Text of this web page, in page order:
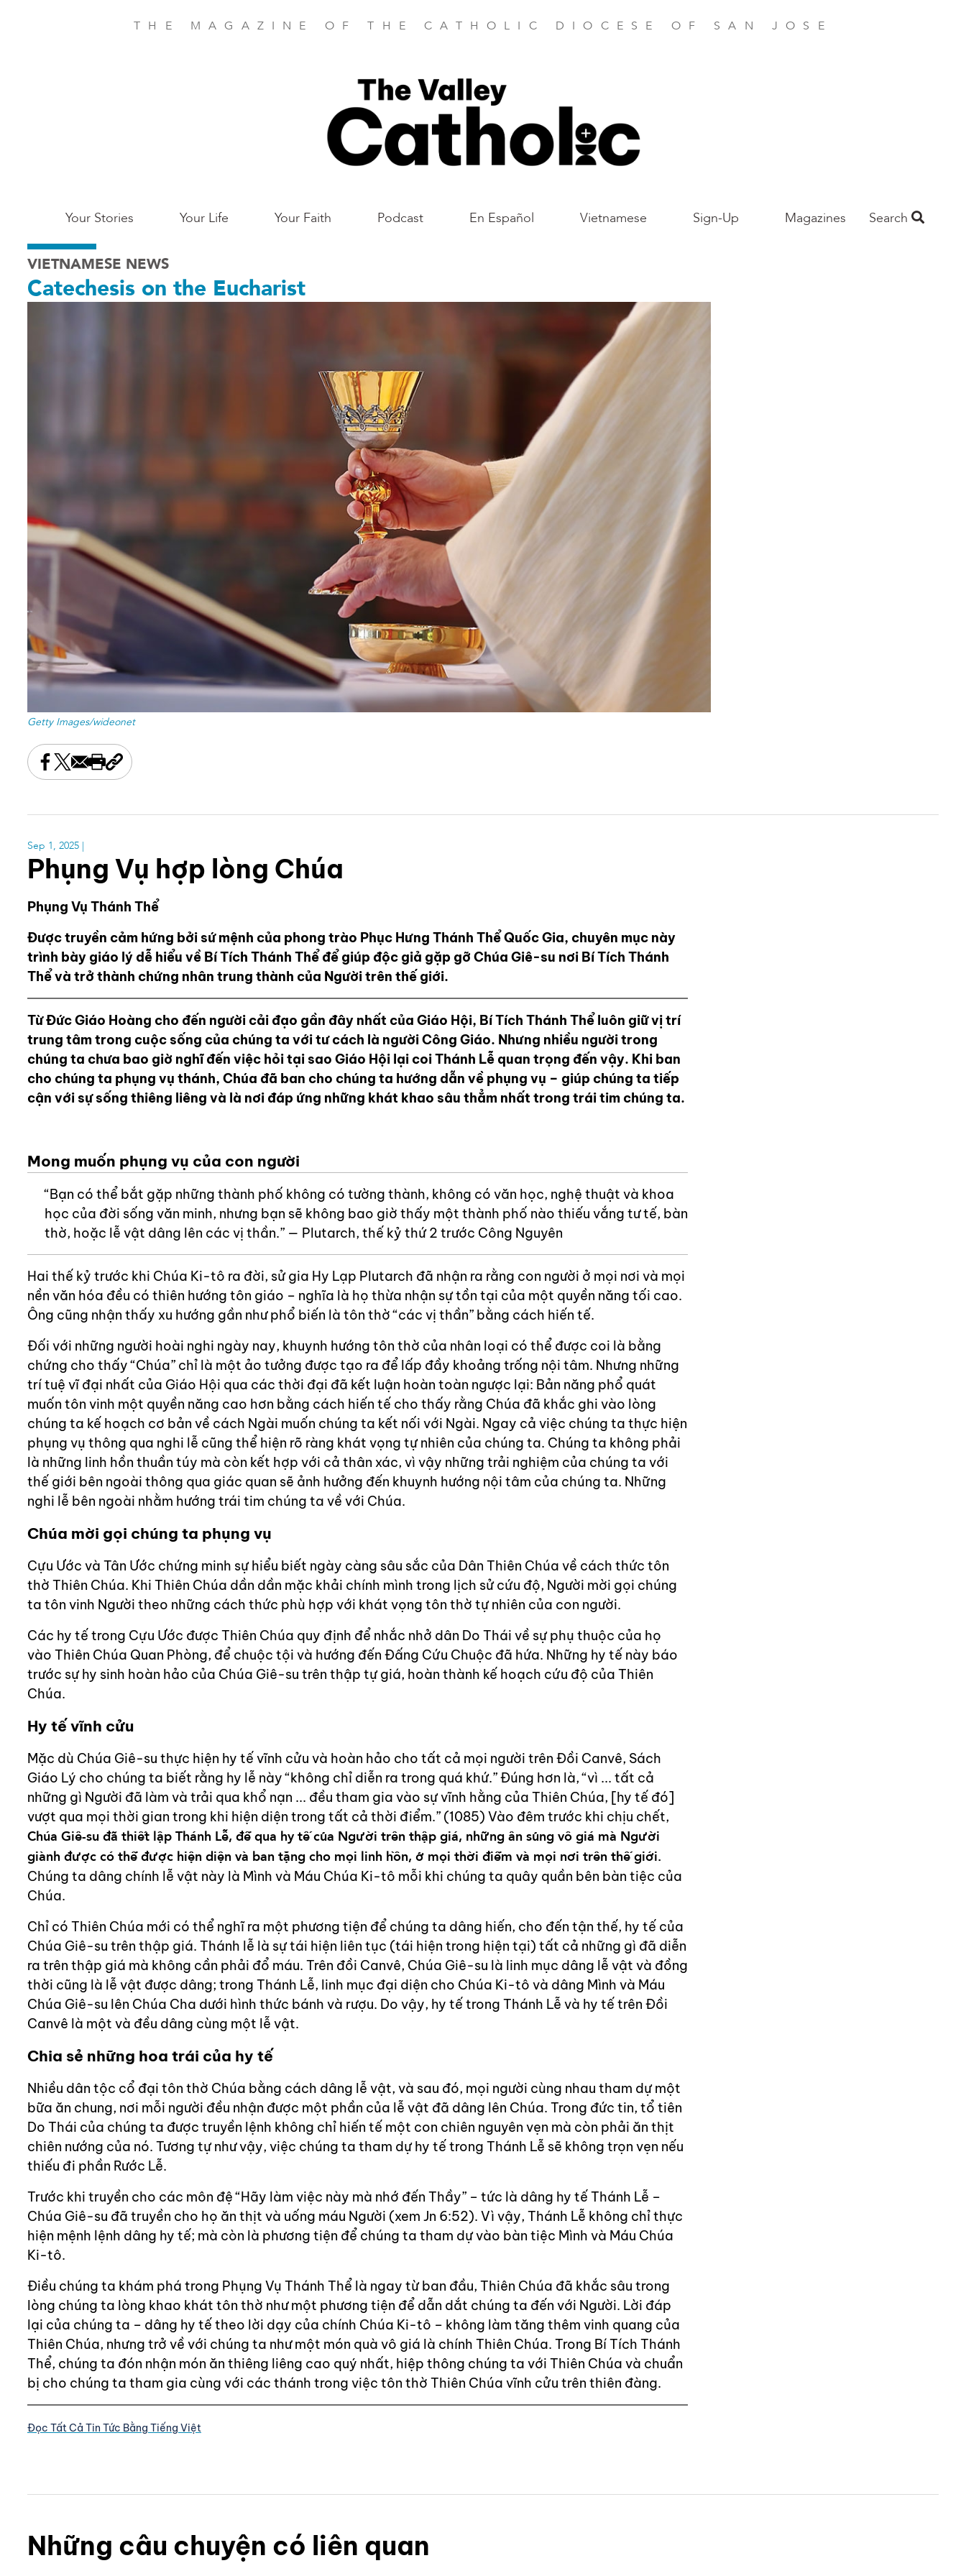
THE MAGAZINE OF THE CATHOLIC DIOCESE OF SAN JOSE
Main
San
Jose
Your Stories Your Life Your Faith Podcast En Español Vietnamese Sign-Up Magazines Search
VIETNAMESE NEWS
Catechesis on the Eucharist
Getty Images/wideonet
Share this on Facebook
Share this on X
Share this by email
Print this page
Copy the page address
Sep 1, 2025 |
Phụng Vụ hợp lòng Chúa
Phụng Vụ Thánh Thể
Được truyền cảm hứng bởi sứ mệnh của phong trào Phục Hưng Thánh Thể Quốc Gia, chuyên mục này
trình bày giáo lý dễ hiểu về Bí Tích Thánh Thể để giúp độc giả gặp gỡ Chúa Giê-su nơi Bí Tích Thánh
Thể và trở thành chứng nhân trung thành của Người trên thế giới.
Từ Đức Giáo Hoàng cho đến người cải đạo gần đây nhất của Giáo Hội, Bí Tích Thánh Thể luôn giữ vị trí
trung tâm trong cuộc sống của chúng ta với tư cách là người Công Giáo. Nhưng nhiều người trong
chúng ta chưa bao giờ nghĩ đến việc hỏi tại sao Giáo Hội lại coi Thánh Lễ quan trọng đến vậy. Khi ban
cho chúng ta phụng vụ thánh, Chúa đã ban cho chúng ta hướng dẫn về phụng vụ – giúp chúng ta tiếp
cận với sự sống thiêng liêng và là nơi đáp ứng những khát khao sâu thẳm nhất trong trái tim chúng ta.
Mong muốn phụng vụ của con người
“Bạn có thể bắt gặp những thành phố không có tường thành, không có văn học, nghệ thuật và khoa
học của đời sống văn minh, nhưng bạn sẽ không bao giờ thấy một thành phố nào thiếu vắng tư tế, bàn
thờ, hoặc lễ vật dâng lên các vị thần.” — Plutarch, thế kỷ thứ 2 trước Công Nguyên
Hai thế kỷ trước khi Chúa Ki-tô ra đời, sử gia Hy Lạp Plutarch đã nhận ra rằng con người ở mọi nơi và mọi
nền văn hóa đều có thiên hướng tôn giáo – nghĩa là họ thừa nhận sự tồn tại của một quyền năng tối cao.
Ông cũng nhận thấy xu hướng gần như phổ biến là tôn thờ “các vị thần” bằng cách hiến tế.
Đối với những người hoài nghi ngày nay, khuynh hướng tôn thờ của nhân loại có thể được coi là bằng
chứng cho thấy “Chúa” chỉ là một ảo tưởng được tạo ra để lấp đầy khoảng trống nội tâm. Nhưng những
trí tuệ vĩ đại nhất của Giáo Hội qua các thời đại đã kết luận hoàn toàn ngược lại: Bản năng phổ quát
muốn tôn vinh một quyền năng cao hơn bằng cách hiến tế cho thấy rằng Chúa đã khắc ghi vào lòng
chúng ta kế hoạch cơ bản về cách Ngài muốn chúng ta kết nối với Ngài. Ngay cả việc chúng ta thực hiện
phụng vụ thông qua nghi lễ cũng thể hiện rõ ràng khát vọng tự nhiên của chúng ta. Chúng ta không phải
là những linh hồn thuần túy mà còn kết hợp với cả thân xác, vì vậy những trải nghiệm của chúng ta với
thế giới bên ngoài thông qua giác quan sẽ ảnh hưởng đến khuynh hướng nội tâm của chúng ta. Những
nghi lễ bên ngoài nhằm hướng trái tim chúng ta về với Chúa.
Chúa mời gọi chúng ta phụng vụ
Cựu Ước và Tân Ước chứng minh sự hiểu biết ngày càng sâu sắc của Dân Thiên Chúa về cách thức tôn
thờ Thiên Chúa. Khi Thiên Chúa dần dần mặc khải chính mình trong lịch sử cứu độ, Người mời gọi chúng
ta tôn vinh Người theo những cách thức phù hợp với khát vọng tôn thờ tự nhiên của con người.
Các hy tế trong Cựu Ước được Thiên Chúa quy định để nhắc nhở dân Do Thái về sự phụ thuộc của họ
vào Thiên Chúa Quan Phòng, để chuộc tội và hướng đến Đấng Cứu Chuộc đã hứa. Những hy tế này báo
trước sự hy sinh hoàn hảo của Chúa Giê-su trên thập tự giá, hoàn thành kế hoạch cứu độ của Thiên
Chúa.
Hy tế vĩnh cửu
Mặc dù Chúa Giê-su thực hiện hy tế vĩnh cửu và hoàn hảo cho tất cả mọi người trên Đồi Canvê, Sách
Giáo Lý cho chúng ta biết rằng hy lễ này “không chỉ diễn ra trong quá khứ.” Đúng hơn là, “vì ... tất cả
những gì Người đã làm và trải qua khổ nạn ... đều tham gia vào sự vĩnh hằng của Thiên Chúa, [hy tế đó]
vượt qua mọi thời gian trong khi hiện diện trong tất cả thời điểm.” (1085) Vào đêm trước khi chịu chết,
Chúa Giê-su đã thiết lập Thánh Lễ, để qua hy tế của Người trên thập giá, những ân sủng vô giá mà Người
giành được có thể được hiện diện và ban tặng cho mọi linh hồn, ở mọi thời điểm và mọi nơi trên thế giới.
Chúng ta dâng chính lễ vật này là Mình và Máu Chúa Ki-tô mỗi khi chúng ta quây quần bên bàn tiệc của
Chúa.
Chỉ có Thiên Chúa mới có thể nghĩ ra một phương tiện để chúng ta dâng hiến, cho đến tận thế, hy tế của
Chúa Giê-su trên thập giá. Thánh lễ là sự tái hiện liên tục (tái hiện trong hiện tại) tất cả những gì đã diễn
ra trên thập giá mà không cần phải đổ máu. Trên đồi Canvê, Chúa Giê-su là linh mục dâng lễ vật và đồng
thời cũng là lễ vật được dâng; trong Thánh Lễ, linh mục đại diện cho Chúa Ki-tô và dâng Mình và Máu
Chúa Giê-su lên Chúa Cha dưới hình thức bánh và rượu. Do vậy, hy tế trong Thánh Lễ và hy tế trên Đồi
Canvê là một và đều dâng cùng một lễ vật.
Chia sẻ những hoa trái của hy tế
Nhiều dân tộc cổ đại tôn thờ Chúa bằng cách dâng lễ vật, và sau đó, mọi người cùng nhau tham dự một
bữa ăn chung, nơi mỗi người đều nhận được một phần của lễ vật đã dâng lên Chúa. Trong đức tin, tổ tiên
Do Thái của chúng ta được truyền lệnh không chỉ hiến tế một con chiên nguyên vẹn mà còn phải ăn thịt
chiên nướng của nó. Tương tự như vậy, việc chúng ta tham dự hy tế trong Thánh Lễ sẽ không trọn vẹn nếu
thiếu đi phần Rước Lễ.
Trước khi truyền cho các môn đệ “Hãy làm việc này mà nhớ đến Thầy” – tức là dâng hy tế Thánh Lễ –
Chúa Giê-su đã truyền cho họ ăn thịt và uống máu Người (xem Jn 6:52). Vì vậy, Thánh Lễ không chỉ thực
hiện mệnh lệnh dâng hy tế; mà còn là phương tiện để chúng ta tham dự vào bàn tiệc Mình và Máu Chúa
Ki-tô.
Điều chúng ta khám phá trong Phụng Vụ Thánh Thể là ngay từ ban đầu, Thiên Chúa đã khắc sâu trong
lòng chúng ta lòng khao khát tôn thờ như một phương tiện để dẫn dắt chúng ta đến với Người. Lời đáp
lại của chúng ta – dâng hy tế theo lời dạy của chính Chúa Ki-tô – không làm tăng thêm vinh quang của
Thiên Chúa, nhưng trở về với chúng ta như một món quà vô giá là chính Thiên Chúa. Trong Bí Tích Thánh
Thể, chúng ta đón nhận món ăn thiêng liêng cao quý nhất, hiệp thông chúng ta với Thiên Chúa và chuẩn
bị cho chúng ta tham gia cùng với các thánh trong việc tôn thờ Thiên Chúa vĩnh cửu trên thiên đàng.
Đọc Tất Cả Tin Tức Bằng Tiếng Việt
Những câu chuyện có liên quan